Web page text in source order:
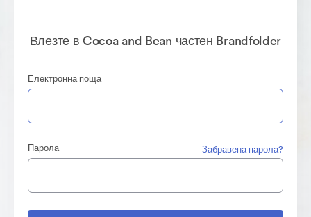
Влезте в Cocoa and Bean частен Brandfolder
Електронна поща
Парола Забравена парола?